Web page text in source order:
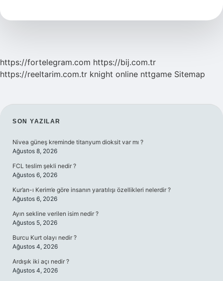
Ve
https://fortelegram.com https://bij.com.tr
https://reeltarim.com.tr knight online nttgame Sitemap
SIDEBAR
SON YAZILAR
Nivea güneş kreminde titanyum dioksit var mı ?
Ağustos 8, 2026
FCL teslim şekli nedir ?
Ağustos 6, 2026
Kur’an-ı Kerim’e göre insanın yaratılışı özellikleri nelerdir ?
Ağustos 6, 2026
Ayın sekline verilen isim nedir ?
Ağustos 5, 2026
Burcu Kurt olayı nedir ?
Ağustos 4, 2026
Ardışık iki açı nedir ?
Ağustos 4, 2026